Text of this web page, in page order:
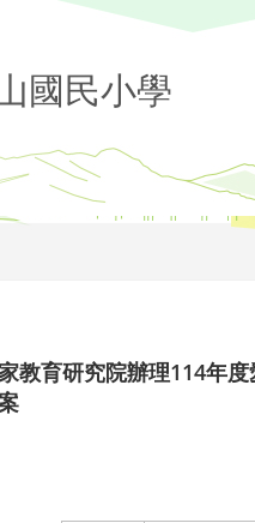
國民小學
教育研究院辦理114年